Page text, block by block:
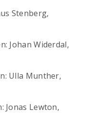
Stenberg,
Johan Widerdal,
Ulla Munther,
Jonas Lewton,